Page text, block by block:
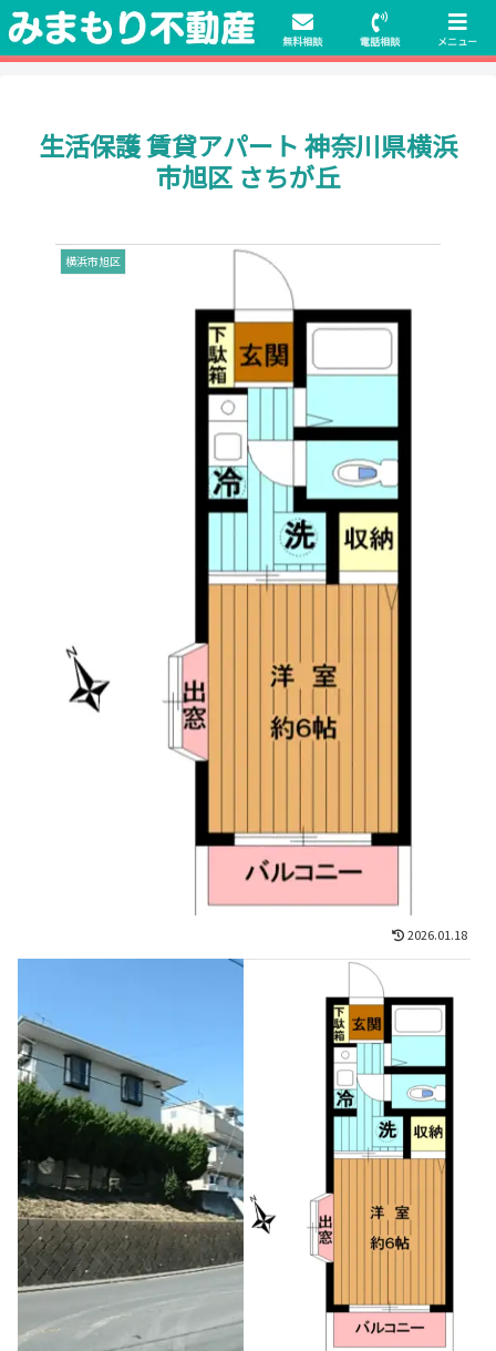
初期費用無料物件や保証人不要の物件も豊富にご用意！相談料無料でも申
請・手続きサポート付き！
生活保護 賃貸アパート 神奈川県横浜
市旭区 さちが丘
横浜市旭区
2026.01.18
無料相談 電話相談 メニュー